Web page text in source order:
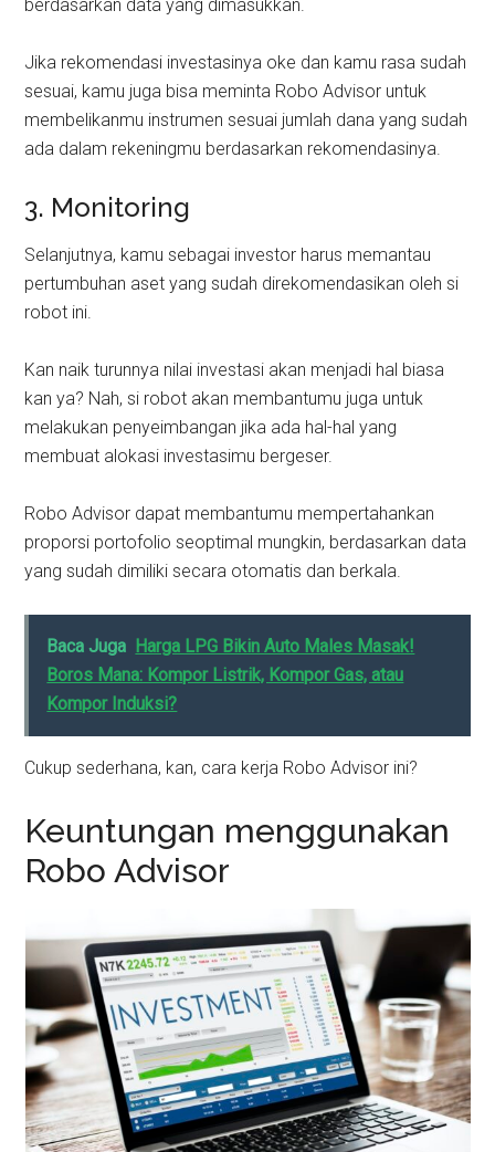
berdasarkan data yang dimasukkan.
Jika rekomendasi investasinya oke dan kamu rasa sudah
sesuai, kamu juga bisa meminta Robo Advisor untuk
membelikanmu instrumen sesuai jumlah dana yang sudah
ada dalam rekeningmu berdasarkan rekomendasinya.
3. Monitoring
Selanjutnya, kamu sebagai investor harus memantau
pertumbuhan aset yang sudah direkomendasikan oleh si
robot ini.
Kan naik turunnya nilai investasi akan menjadi hal biasa
kan ya? Nah, si robot akan membantumu juga untuk
melakukan penyeimbangan jika ada hal-hal yang
membuat alokasi investasimu bergeser.
Robo Advisor dapat membantumu mempertahankan
proporsi portofolio seoptimal mungkin, berdasarkan data
yang sudah dimiliki secara otomatis dan berkala.
Baca Juga Harga LPG Bikin Auto Males Masak!
Boros Mana: Kompor Listrik, Kompor Gas, atau
Kompor Induksi?
Cukup sederhana, kan, cara kerja Robo Advisor ini?
Keuntungan menggunakan
Robo Advisor